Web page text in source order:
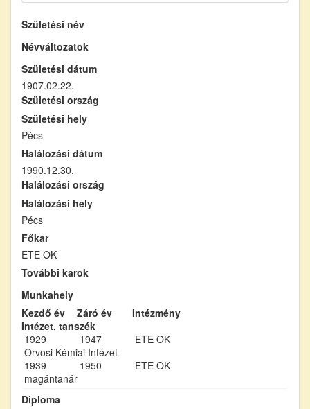
Születési név
Névváltozatok
Születési dátum
1907.02.22.
Születési ország
Születési hely
Pécs
Halálozási dátum
1990.12.30.
Halálozási ország
Halálozási hely
Pécs
Főkar
ETE OK
További karok
Munkahely
Kezdő év
Záró év
Intézmény
Intézet, tanszék
1929
1947
ETE OK
Orvosi Kémiai Intézet
1939
1950
ETE OK
magántanár
Diploma